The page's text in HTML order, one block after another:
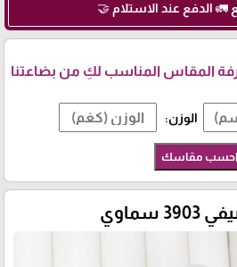
الدفع عند الاستلام 🤝
المقاس المناسب لكِ من بضاعتنا
الوزن:
احسب مقاسك
سماوي